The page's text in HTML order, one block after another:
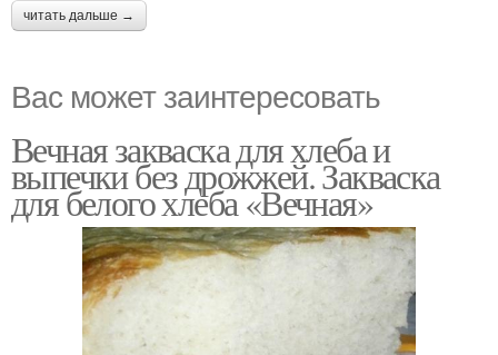
читать дальше →
Вас может заинтересовать
Вечная закваска для хлеба и
выпечки без дрожжей. Закваска
для белого хлеба «Вечная»